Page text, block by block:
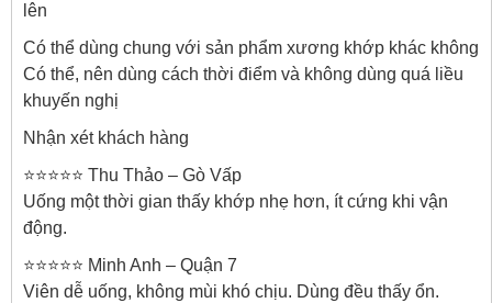
lên
Có thể dùng chung với sản phẩm xương khớp khác không
Có thể, nên dùng cách thời điểm và không dùng quá liều
khuyến nghị
Nhận xét khách hàng
⭐⭐⭐⭐⭐ Thu Thảo – Gò Vấp
Uống một thời gian thấy khớp nhẹ hơn, ít cứng khi vận
động.
⭐⭐⭐⭐⭐ Minh Anh – Quận 7
Viên dễ uống, không mùi khó chịu. Dùng đều thấy ổn.